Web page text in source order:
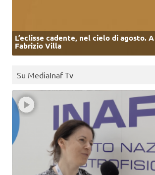
L’eclisse cadente, nel cielo di agosto.
Fabrizio Villa
Su MediaInaf Tv